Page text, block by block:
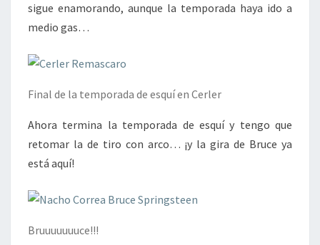
sigue enamorando, aunque la temporada haya ido a
medio gas…
Final de la temporada de esquí en Cerler
Ahora termina la temporada de esquí y tengo que
retomar la de tiro con arco… ¡y la gira de Bruce ya
está aquí!
Bruuuuuuuce!!!